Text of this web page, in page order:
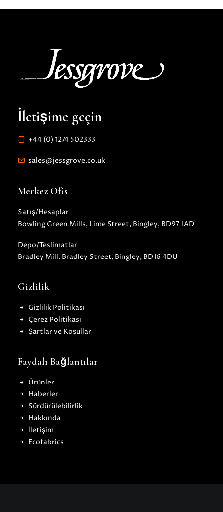
İletişime geçin
+44 (0) 1274 502333
sales@jessgrove.co.uk
Merkez Ofis
Satış/Hesaplar
Bowling Green Mills, Lime Street, Bingley, BD97 1AD
Depo/Teslimatlar
Bradley Mill. Bradley Street, Bingley, BD16 4DU
Gizlilik
Gizlilik Politikası
Çerez Politikası
Şartlar ve Koşullar
Faydalı Bağlantılar
Ürünler
Haberler
Sürdürülebilirlik
Hakkında
İletişim
Ecofabrics